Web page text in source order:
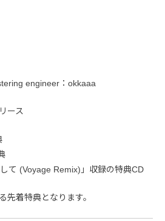
engineer：okkaaa
ース
て (Voyage Remix)」収録の特典CD
着特典となります。